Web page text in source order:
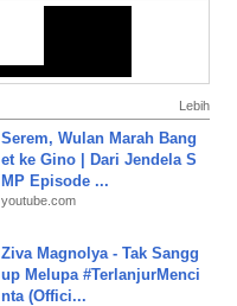
Lebih
Serem, Wulan Marah Bang
et ke Gino | Dari Jendela S
MP Episode ...
youtube.com
Ziva Magnolya - Tak Sangg
up Melupa #TerlanjurMenci
nta (Offici...